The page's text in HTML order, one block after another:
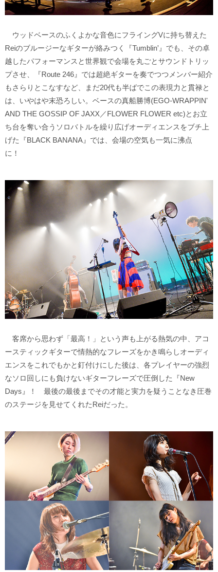
ウッドベースのふくよかな音色にフライングVに持ち替えた
Reiのブルージーなギターが絡みつく『Tumblin’』でも、その卓
越したパフォーマンスと世界観で会場を丸ごとサウンドトリッ
プさせ、『Route 246』では超絶ギターを奏でつつメンバー紹介
もさらりとこなすなど、まだ20代も半ばでこの表現力と貫禄と
は、いやはや末恐ろしい。ベースの真船勝博(EGO-WRAPPIN'
AND THE GOSSIP OF JAXX／FLOWER FLOWER etc)とお立
ち台を奪い合うソロバトルを繰り広げオーディエンスをブチ上
げた『BLACK BANANA』では、会場の空気も一気に沸点
に！
客席から思わず「最高！」という声も上がる熱気の中、アコ
ースティックギターで情熱的なフレーズをかき鳴らしオーディ
エンスをこれでもかと釘付けにした後は、各プレイヤーの強烈
なソロ回しにも負けないギターフレーズで圧倒した『New
Days』！ 最後の最後までその才能と実力を疑うことなき圧巻
のステージを見せてくれたReiだった。